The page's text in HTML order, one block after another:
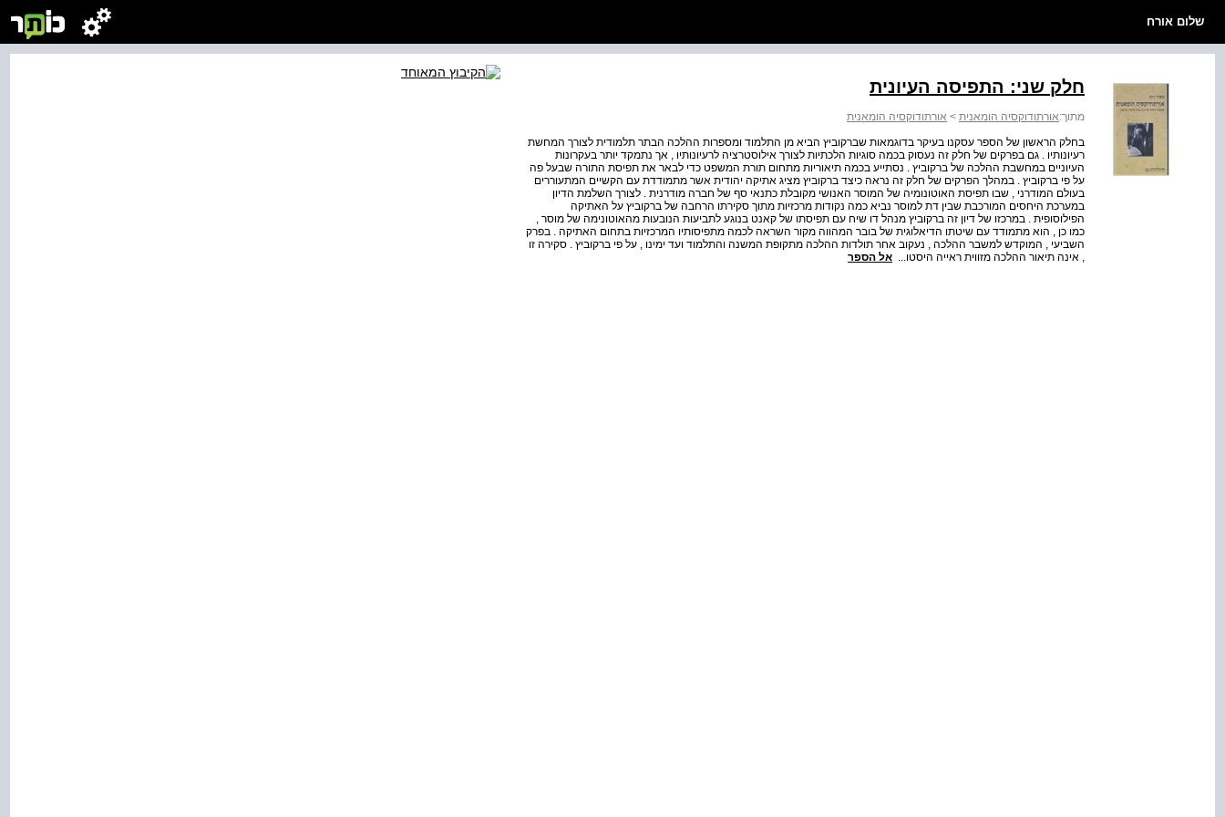
שלום אורח
חלק שני: התפיסה העיונית
מתוך:אורתודוקסיה הומאנית > אורתודוקסיה הומאנית
בחלק הראשון של הספר עסקנו בעיקר בדוגמאות שברקוביץ הביא מן התלמוד ומספרות ההלכה הבתר תלמודית לצורך המחשת
רעיונותיו . גם בפרקים של חלק זה נעסוק בכמה סוגיות הלכתיות לצורך אילוסטרציה לרעיונותיו , אך נתמקד יותר בעקרונות
העיוניים במחשבת ההלכה של ברקוביץ . נסתייע בכמה תיאוריות מתחום תורת המשפט כדי לבאר את תפיסת התורה שבעל פה
על פי ברקוביץ . במהלך הפרקים של חלק זה נראה כיצד ברקוביץ מציג אתיקה יהודית אשר מתמודדת עם הקשיים המתעוררים
בעולם המודרני , שבו תפיסת האוטונומיה של המוסר האנושי מקובלת כתנאי סף של חברה מודרנית . לצורך השלמת הדיון
במערכת היחסים המורכבת שבין דת למוסר נביא כמה נקודות מרכזיות מתוך סקירתו הרחבה של ברקוביץ על האתיקה
הפילוסופית . במרכזו של דיון זה ברקוביץ מנהל דו שיח עם תפיסתו של קאנט בנוגע לתביעות הנובעות מהאוטונימה של מוסר ,
כמו כן , הוא מתמודד עם שיטתו הדיאלוגית של בובר המהווה מקור השראה לכמה מתפיסותיו המרכזיות בתחום האתיקה . בפרק
השביעי , המוקדש למשבר ההלכה , נעקוב אחר תולדות ההלכה מתקופת המשנה והתלמוד ועד ימינו , על פי ברקוביץ . סקירה זו
, אינה תיאור ההלכה מזווית ראייה היסטו... אל הספר